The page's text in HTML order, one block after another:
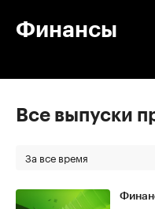
Финансы
Все выпуски
За все время